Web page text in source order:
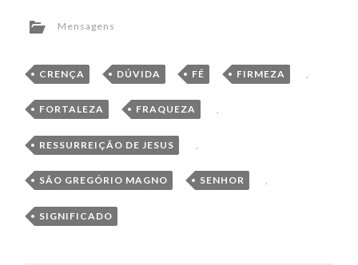
Mensagens
CRENÇA , DÚVIDA , FÉ , FIRMEZA ,
FORTALEZA , FRAQUEZA ,
RESSURREIÇÃO DE JESUS
SÃO GREGÓRIO MAGNO , SENHOR ,
SIGNIFICADO